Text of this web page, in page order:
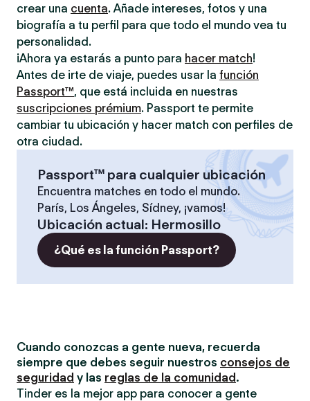
crear una cuenta. Añade intereses, fotos y una
biografía a tu perfil para que todo el mundo vea tu
personalidad.
¡Ahora ya estarás a punto para hacer match!
Antes de irte de viaje, puedes usar la función
Passport™, que está incluida en nuestras
suscripciones prémium. Passport te permite
cambiar tu ubicación y hacer match con perfiles de
otra ciudad.
Passport™ para cualquier ubicación
Encuentra matches en todo el mundo.
París, Los Ángeles, Sídney, ¡vamos!
Ubicación actual: Hermosillo
¿Qué es la función Passport?
Cuando conozcas a gente nueva, recuerda
siempre que debes seguir nuestros consejos de
seguridad y las reglas de la comunidad .
Tinder es la mejor app para conocer a gente